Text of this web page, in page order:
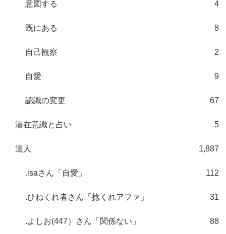
意図する 4
既にある 8
自己観察 2
自愛 9
認識の変更 67
潜在意識と占い 5
達人 1,887
.isaさん「自愛」 112
.ひねくれ者さん「捻くれアファ」 31
.よしお(447）さん「関係ない」 88